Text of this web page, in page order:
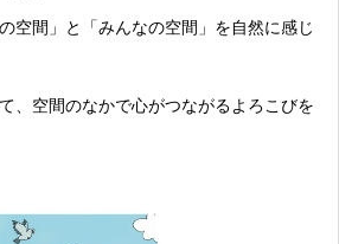
空間」と「みんなの空間」を自然に感じ
、空間のなかで心がつながるよろこびを